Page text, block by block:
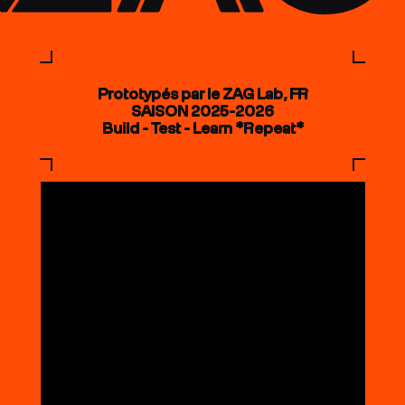
Prototypés par le ZAG Lab, FR
SAISON 2025-2026
Build - Test - Learn *Repeat*